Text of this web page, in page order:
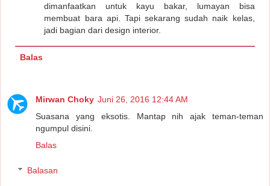
dimanfaatkan untuk kayu bakar, lumayan bisa
membuat bara api. Tapi sekarang sudah naik kelas,
jadi bagian dari design interior.
Balas
Mirwan Choky Juni 26, 2016 12:44 AM
Suasana yang eksotis. Mantap nih ajak teman-teman
ngumpul disini.
Balas
Balasan